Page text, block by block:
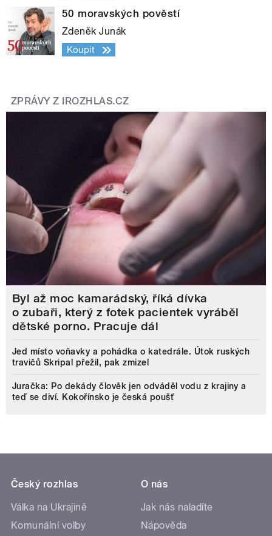
50 moravských pověstí
Zdeněk Junák
Koupit
ZPRÁVY Z IROZHLAS.CZ
Byl až moc kamarádský, říká dívka
o zubaři, který z fotek pacientek vyráběl
dětské porno. Pracuje dál
Jed místo voňavky a pohádka o katedrále. Útok ruských
travičů Skripal přežil, pak zmizel
Juračka: Po dekády člověk jen odváděl vodu z krajiny a
teď se diví. Kokořínsko je česká poušť
Český rozhlas
Válka na Ukrajině
Komunální volby
O nás
Jak nás naladíte
Nápověda